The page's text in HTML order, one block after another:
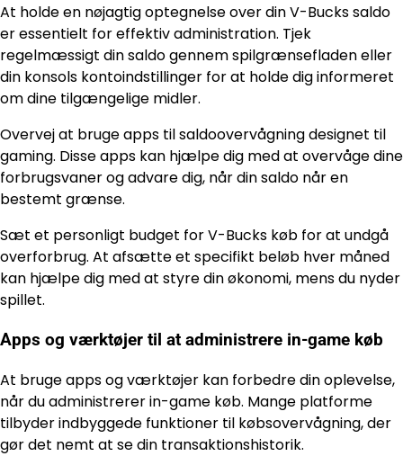
At holde en nøjagtig optegnelse over din V-Bucks saldo
er essentielt for effektiv administration. Tjek
regelmæssigt din saldo gennem spilgrænsefladen eller
din konsols kontoindstillinger for at holde dig informeret
om dine tilgængelige midler.
Overvej at bruge apps til saldoovervågning designet til
gaming. Disse apps kan hjælpe dig med at overvåge dine
forbrugsvaner og advare dig, når din saldo når en
bestemt grænse.
Sæt et personligt budget for V-Bucks køb for at undgå
overforbrug. At afsætte et specifikt beløb hver måned
kan hjælpe dig med at styre din økonomi, mens du nyder
spillet.
Apps og værktøjer til at administrere in-game køb
At bruge apps og værktøjer kan forbedre din oplevelse,
når du administrerer in-game køb. Mange platforme
tilbyder indbyggede funktioner til købsovervågning, der
gør det nemt at se din transaktionshistorik.